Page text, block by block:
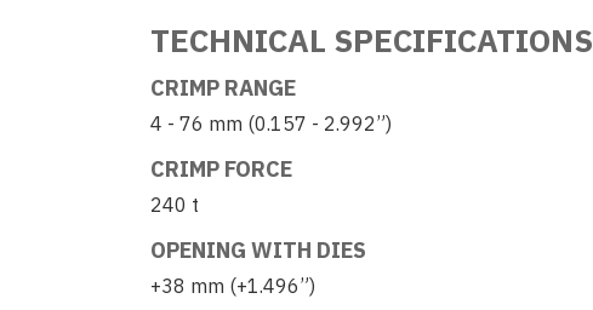
TECHNICAL SPECIFICATIONS
CRIMP RANGE
4 - 76 mm (0.157 - 2.992”)
CRIMP FORCE
240 t
OPENING WITH DIES
+38 mm (+1.496”)